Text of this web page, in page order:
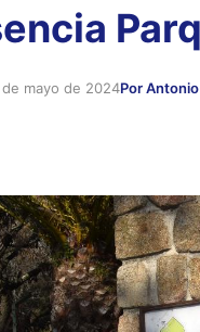
mayo de 2024Por